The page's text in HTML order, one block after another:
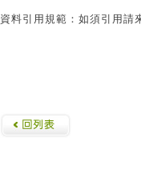
資料引用規範：如須引用請